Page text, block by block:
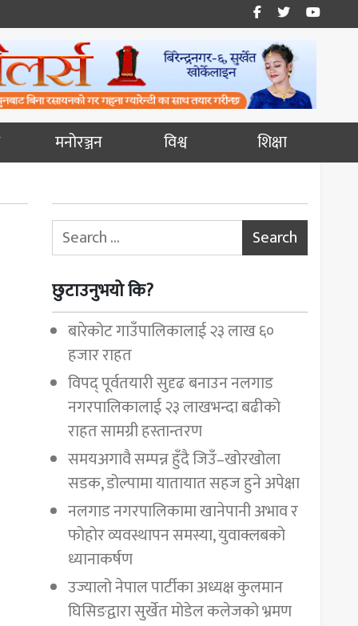
मनोरञ्जन विश्व शिक्षा
Search for:
छुटाउनुभयो कि?
बारेकोट गाउँपालिकालाई २३ लाख ६०
हजार राहत
विपद् पूर्वतयारी सुदृढ बनाउन नलगाड
नगरपालिकालाई २३ लाखभन्दा बढीको
राहत सामग्री हस्तान्तरण
समयअगावै सम्पन्न हुँदै जिउँ–खोरखोला
सडक, डोल्पामा यातायात सहज हुने अपेक्षा
नलगाड नगरपालिकामा खानेपानी अभाव र
फोहोर व्यवस्थापन समस्या, युवाक्लबको
ध्यानाकर्षण
उज्यालो नेपाल पार्टीका अध्यक्ष कुलमान
घिसिङद्वारा सुर्खेत मोडेल कलेजको भ्रमण